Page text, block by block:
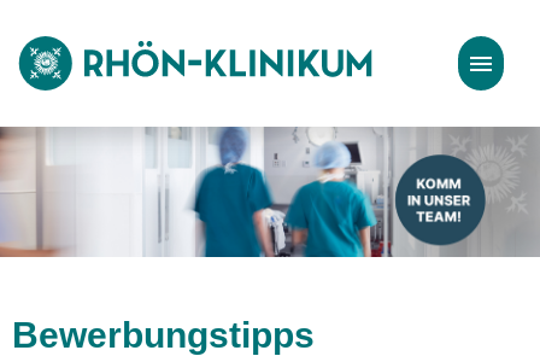
Stellenangebote
Bewerbungstipps
Bewerbungstipps